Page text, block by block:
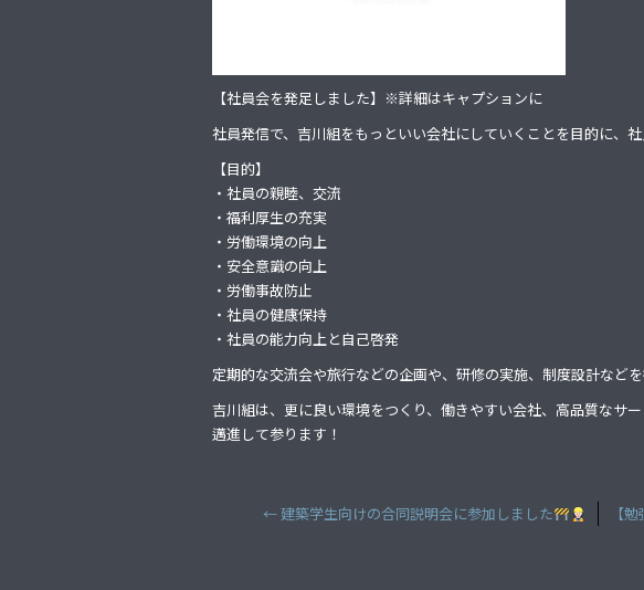
【社員会を発足しました】※詳細はキャプションに
社員発信で、吉川組をもっといい会社にしていくことを目的に、
【目的】
・社員の親睦、交流
・福利厚生の充実
・労働環境の向上
・安全意識の向上
・労働事故防止
・社員の健康保持
・社員の能力向上と自己啓発
定期的な交流会や旅行などの企画や、研修の実施、制度設計など
吉川組は、更に良い環境をつくり、働きやすい会社、高品質なサ
邁進して参ります！
←建築学生向けの合同説明会に参加しました 【